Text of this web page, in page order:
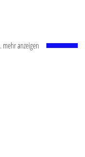
Jumbo
2,
mehr anzeigen